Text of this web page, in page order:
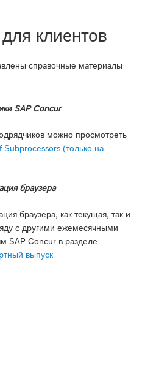
клиентов
справочные материалы
SAP Concur
можно просмотреть
Subprocessors (только на
браузера
браузера, как текущая, так и
с другими ежемесячными
SAP Concur в разделе
выпуск